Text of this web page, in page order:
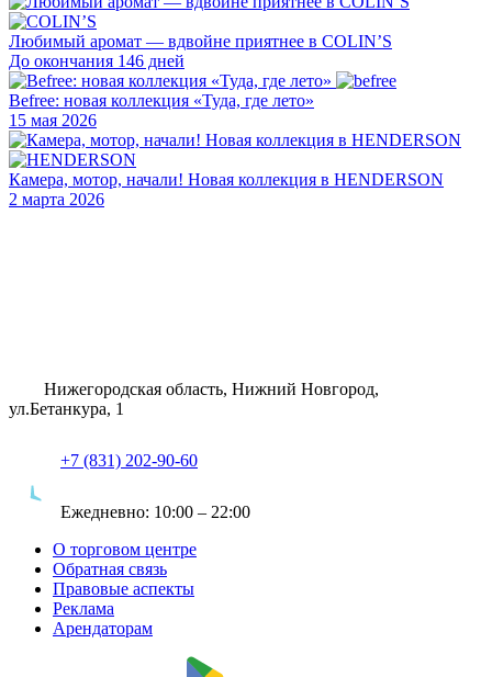
Любимый аромат — вдвойне приятнее в COLIN’S
До окончания 146 дней
Befree: новая коллекция «Туда, где лето»
15 мая 2026
Камера, мотор, начали! Новая коллекция в HENDERSON
2 марта 2026
Нижегородская область, Нижний Новгород,
ул.Бетанкура, 1
+7 (831) 202-90-60
Ежедневно: 10:00 – 22:00
О торговом центре
Обратная связь
Правовые аспекты
Реклама
Арендаторам